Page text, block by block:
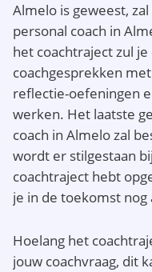
Almelo is geweest,
personal coach in
het coachtraject zul
coachgesprekken
reflectie-oefeningen
werken. Het laatste
coach in Almelo zal
wordt er stilgestaan
coachtraject hebt
je in de toekomst
Hoelang het
jouw coachvraag, dit